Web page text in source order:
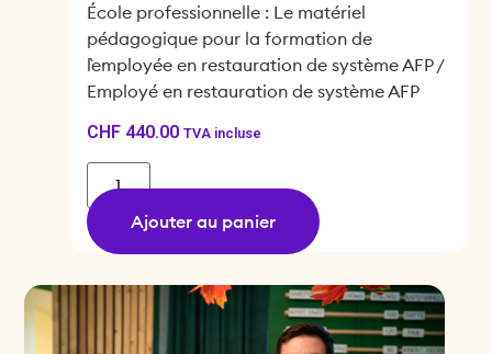
École professionnelle : Le matériel
pédagogique pour la formation de
l`employée en restauration de système AFP /
Employé en restauration de système AFP
CHF440.00 TVA incluse
Ajouter au panier